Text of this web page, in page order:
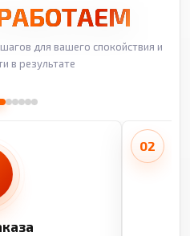
для вашего спокойствия и
в результате
02